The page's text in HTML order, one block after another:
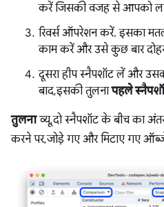
करें जिसकी वजह से आपको
रिवर्स ऑपरेशन करें. इसका
काम करें और उसे कुछ बार
दूसरा हीप स्नैपशॉट लें और
बाद, इसकी तुलनापहले
तुलनाव्यू, दो स्नैपशॉट के बीच का
करने पर, जोड़े गए और मिटाए गए